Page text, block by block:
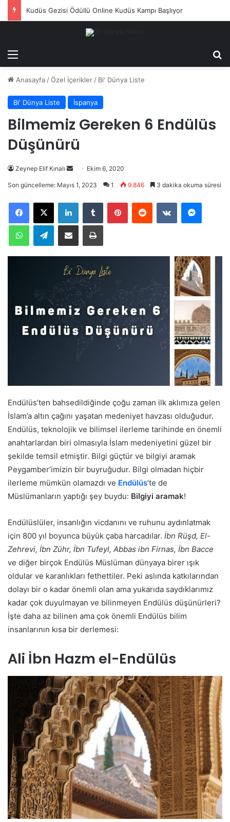
Helal Doğal Sağlıklı Beslenme Atölyesi
Menü
Anasayfa /Özel İçerikler / Bi' Dünya Liste
Bi' Dünya Liste İspanya
Bilmemiz Gereken 6 Endülüs
Düşünürü
Zeynep Elif Kınalı
Bir
göndermek
Ekim 6, 2020
Son güncelleme: Mayıs 1, 2023 1 9.846 3 dakika okuma süresi
LinkedInTumblr PinterestReddit VKontakte
WhatsAppTelegramE-Posta ile paylaş Yazdır
Endülüs’ten bahsedildiğinde çoğu zaman ilk aklımıza gelen
İslam’a altın çağını yaşatan medeniyet havzası olduğudur.
Endülüs, teknolojik ve bilimsel ilerleme tarihinde en önemli
anahtarlardan biri olmasıyla İslam medeniyetini güzel bir
şekilde temsil etmiştir. Bilgi güçtür ve bilgiyi aramak
Peygamber’imizin bir buyruğudur. Bilgi olmadan hiçbir
ilerleme mümkün olamazdı ve Endülüs‘te de
Müslümanların yaptığı şey buydu: Bilgiyi aramak!
Endülüslüler, insanlığın vicdanını ve ruhunu aydınlatmak
için 800 yıl boyunca büyük çaba harcadılar. İbn Rüşd, El-
Zehrevi, İbn Zühr, İbn Tufeyl, Abbas ibn Firnas, İbn Bacce
ve diğer birçok Endülüs Müslüman dünyaya birer ışık
oldular ve karanlıkları fethettiler. Peki aslında katkılarından
dolayı bir o kadar önemli olan ama yukarıda saydıklarımız
kadar çok duyulmayan ve bilinmeyen Endülüs düşünürleri?
İşte daha az bilinen ama çok önemli Endülüs bilim
insanlarının kısa bir derlemesi:
Ali İbn Hazm el-Endülüs